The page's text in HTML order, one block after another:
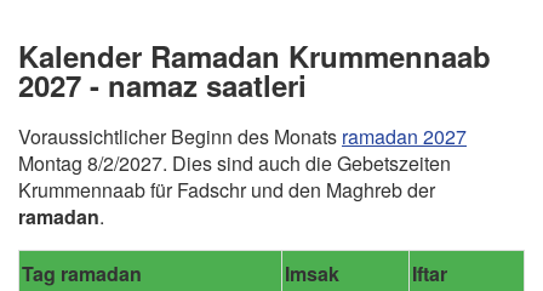
Kalender Ramadan Krummennaab
2027 - namaz saatleri
Voraussichtlicher Beginn des Monats ramadan 2027
Montag 8/2/2027. Dies sind auch die Gebetszeiten
Krummennaab für Fadschr und den Maghreb der
ramadan.
Tag ramadan Imsak
Iftar